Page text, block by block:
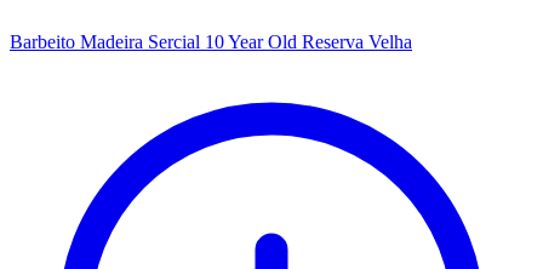
Barbeito Madeira Sercial 10 Year Old Reserva Velha